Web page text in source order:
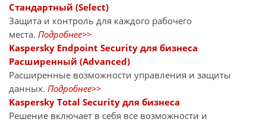
Стандартный (Select)
Защита и контроль для каждого рабочего
места. Подробнее>>
Kaspersky Endpoint Security для бизнеса
Расширенный (Advanced)
Расширенные возможности управления и защиты
данных. Подробнее>>
Kaspersky Total Security для бизнеса
Решение включает в себя все возможности и